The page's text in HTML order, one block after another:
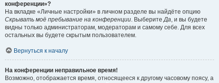
конференции»?
На вкладке «Личные настройки» в личном разделе вы найдёте опцию
Скрывать моё пребывание на конференции. ВыберитеДа, и вы будете
видны только администраторам, модераторам и самому себе. Для всех
остальных вы будете скрытым пользователем.
Вернуться к началу
На конференции неправильное время!
Возможно, отображается время, относящееся к другому часовому поясу, а